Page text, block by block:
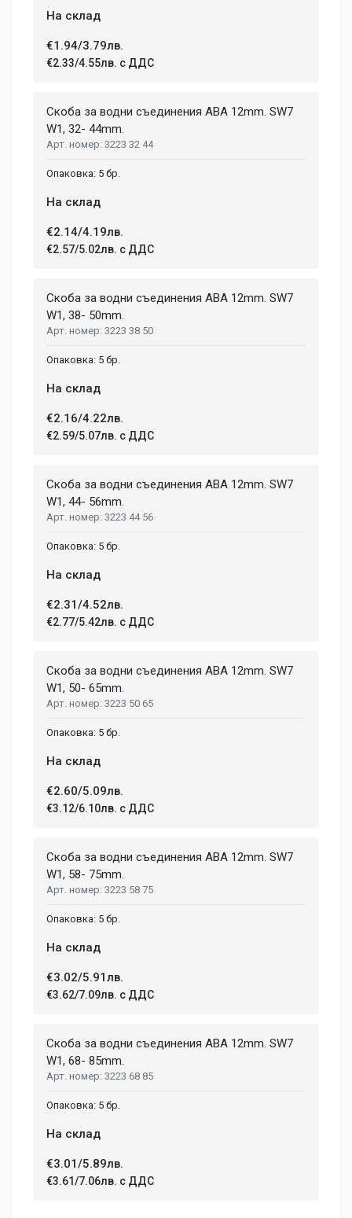
На склад
€1.94/3.79лв.
€2.33/4.55лв. с ДДС
Скоба за водни съединения ABA 12mm. SW7
W1, 32- 44mm.
3223 32 44
5 бр.
На склад
€2.14/4.19лв.
€2.57/5.02лв. с ДДС
Скоба за водни съединения ABA 12mm. SW7
W1, 38- 50mm.
3223 38 50
5 бр.
На склад
€2.16/4.22лв.
€2.59/5.07лв. с ДДС
Скоба за водни съединения ABA 12mm. SW7
W1, 44- 56mm.
3223 44 56
5 бр.
На склад
€2.31/4.52лв.
€2.77/5.42лв. с ДДС
Скоба за водни съединения ABA 12mm. SW7
W1, 50- 65mm.
3223 50 65
5 бр.
На склад
€2.60/5.09лв.
€3.12/6.10лв. с ДДС
Скоба за водни съединения ABA 12mm. SW7
W1, 58- 75mm.
3223 58 75
5 бр.
На склад
€3.02/5.91лв.
€3.62/7.09лв. с ДДС
Скоба за водни съединения ABA 12mm. SW7
W1, 68- 85mm.
3223 68 85
5 бр.
На склад
€3.01/5.89лв.
€3.61/7.06лв. с ДДС